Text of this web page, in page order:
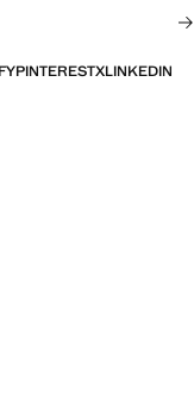
PINTERESTXLINKEDIN